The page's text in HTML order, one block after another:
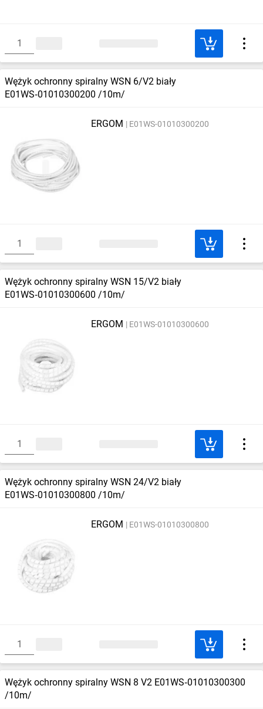
Wężyk ochronny spiralny WSN 6/V2 biały
E01WS‑01010300200 /10m/
ERGOM E01WS-01010300200
Wężyk ochronny spiralny WSN 15/V2 biały
E01WS‑01010300600 /10m/
ERGOM E01WS-01010300600
Wężyk ochronny spiralny WSN 24/V2 biały
E01WS‑01010300800 /10m/
ERGOM E01WS-01010300800
Wężyk ochronny spiralny WSN 8 V2 E01WS‑01010300300
/10m/